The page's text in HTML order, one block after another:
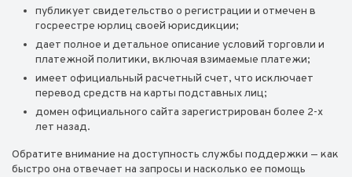
публикует свидетельство о регистрации и отмечен в
госреестре юрлиц своей юрисдикции;
дает полное и детальное описание условий торговли и
платежной политики, включая взимаемые платежи;
имеет официальный расчетный счет, что исключает
перевод средств на карты подставных лиц;
домен официального сайта зарегистрирован более 2-х
лет назад.
Обратите внимание на доступность службы поддержки — как
быстро она отвечает на запросы и насколько ее помощь